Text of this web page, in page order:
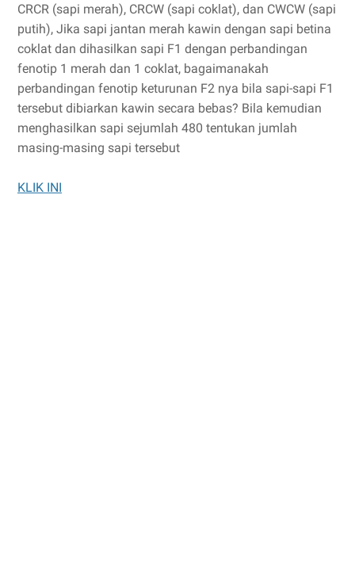
CRCR (sapi merah), CRCW (sapi coklat), dan CWCW (sapi
putih), Jika sapi jantan merah kawin dengan sapi betina
coklat dan dihasilkan sapi F1 dengan perbandingan
fenotip 1 merah dan 1 coklat, bagaimanakah
perbandingan fenotip keturunan F2 nya bila sapi-sapi F1
tersebut dibiarkan kawin secara bebas? Bila kemudian
menghasilkan sapi sejumlah 480 tentukan jumlah
masing-masing sapi tersebut
KLIK INI